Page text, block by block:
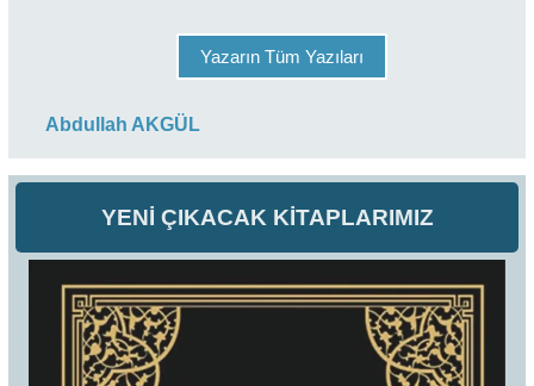
YENİ ÇIKACAK KİTAPLARIMIZ
Yazarın Tüm Yazıları
Abdullah AKGÜL